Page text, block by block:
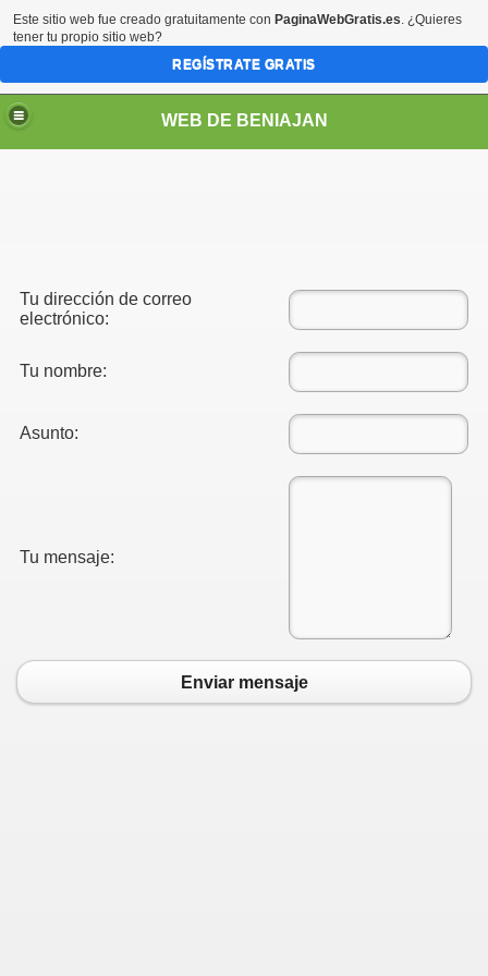
WEB DE BENIAJAN
Tu dirección de correo
electrónico:
Tu nombre:
Asunto:
Tu mensaje:
Enviar mensaje
Este sitio web fue creado gratuitamente con PaginaWebGratis.es. ¿Quieres
tener tu propio sitio web?
REGÍSTRATE GRATIS